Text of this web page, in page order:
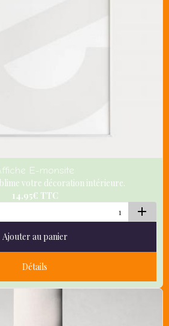
E-monsite
votre décoration intérieure.
14,95€ TTC
Ajouter au panier
Détails